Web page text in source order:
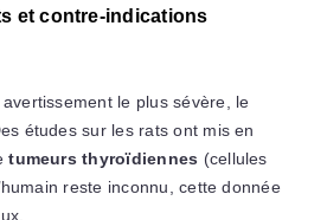
et contre-indications
le plus sévère, le
études sur les rats ont mis en
tumeurs thyroïdiennes (cellules
reste inconnu, cette donnée